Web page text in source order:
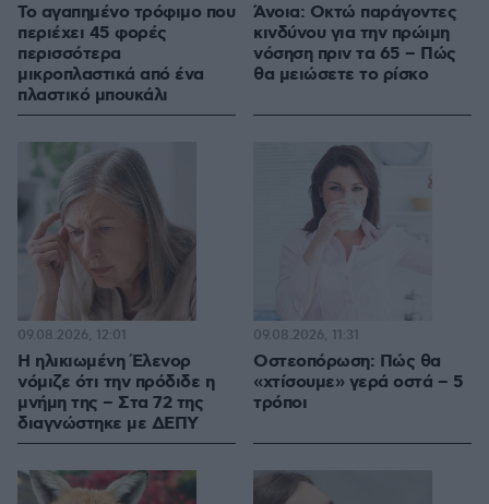
Το αγαπημένο τρόφιμο που
περιέχει 45 φορές
περισσότερα
μικροπλαστικά από ένα
πλαστικό μπουκάλι
Άνοια: Οκτώ παράγοντες
κινδύνου για την πρώιμη
νόσηση πριν τα 65 – Πώς
θα μειώσετε το ρίσκο
Η ηλικιωμένη Έλενορ
νόμιζε ότι την πρόδιδε η
μνήμη της – Στα 72 της
διαγνώστηκε με ΔΕΠΥ
09.08.2026, 12:01
Οστεοπόρωση: Πώς θα
«χτίσουμε» γερά οστά – 5
τρόποι
09.08.2026, 11:31